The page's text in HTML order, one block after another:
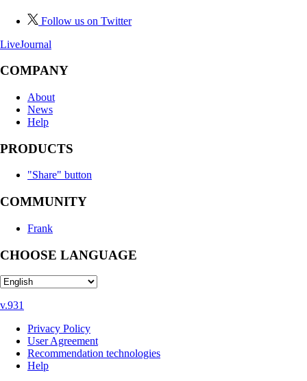
Follow us on Twitter
LiveJournal
COMPANY
About
News
Help
PRODUCTS
"Share" button
COMMUNITY
Frank
CHOOSE LANGUAGE
v.931
Privacy Policy
User Agreement
Recommendation technologies
Help